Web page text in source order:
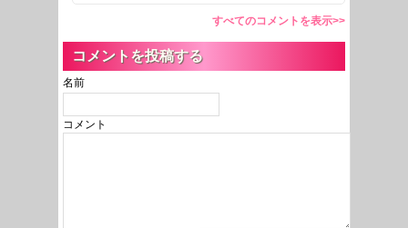
すべてのコメントを表示>>
コメントを投稿する
名前
コメント